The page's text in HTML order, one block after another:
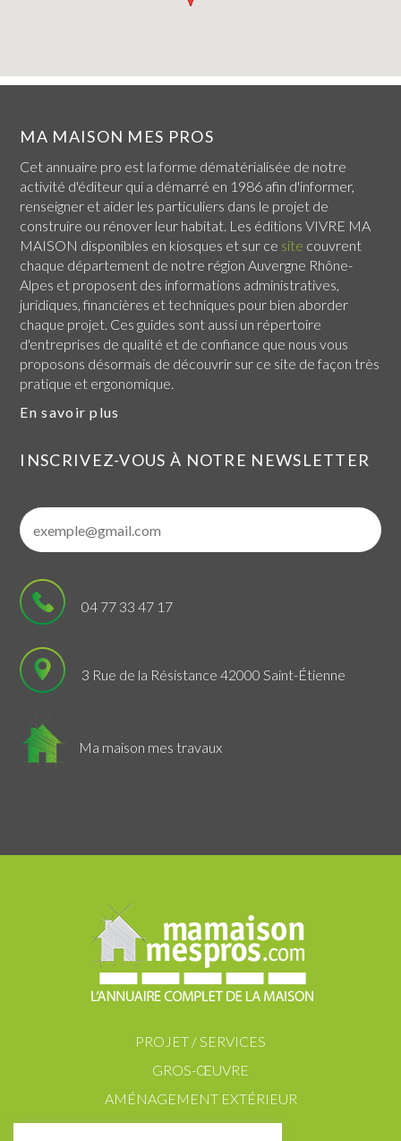
MA MAISON MES PROS
Cet annuaire pro est la forme dématérialisée de notre
activité d'éditeur qui a démarré en 1986 afin d'informer,
renseigner et aider les particuliers dans le projet de
construire ou rénover leur habitat. Les éditions VIVRE MA
MAISON disponibles en kiosques et sur ce site couvrent
chaque département de notre région Auvergne Rhône-
Alpes et proposent des informations administratives,
juridiques, financières et techniques pour bien aborder
chaque projet. Ces guides sont aussi un répertoire
d'entreprises de qualité et de confiance que nous vous
proposons désormais de découvrir sur ce site de façon très
pratique et ergonomique.
En savoir plus
INSCRIVEZ-VOUS À NOTRE NEWSLETTER
04 77 33 47 17
3 Rue de la Résistance 42000 Saint-Étienne
Ma maison mes travaux
PROJET / SERVICES
GROS-ŒUVRE
AMÉNAGEMENT EXTÉRIEUR
SECOND ŒUVRE